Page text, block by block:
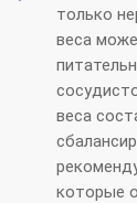
только
веса
веса
которые